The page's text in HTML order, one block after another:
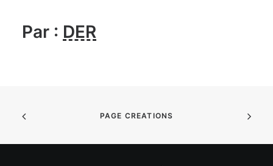
Par : DER
PAGE CREATIONS